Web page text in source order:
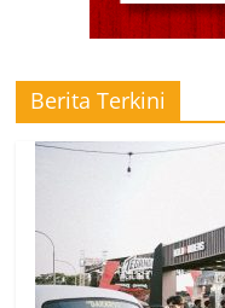
Berita Terkini